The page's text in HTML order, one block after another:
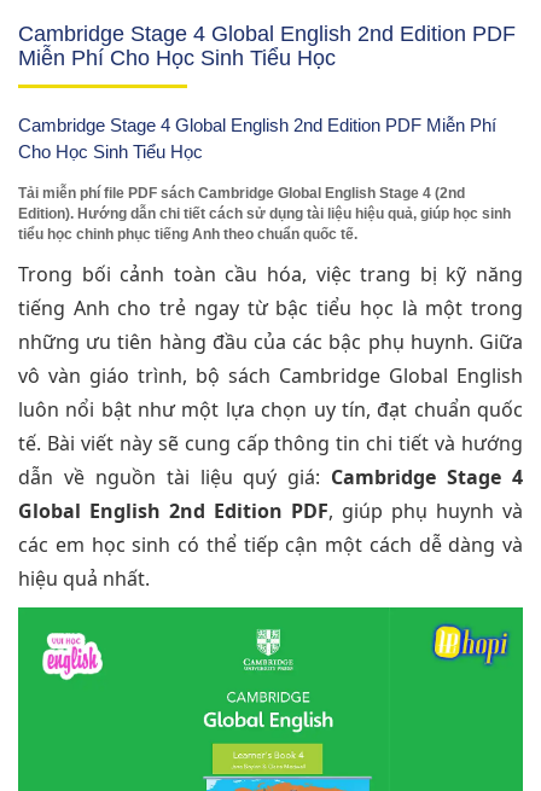
Cambridge Stage 4 Global English 2nd Edition PDF
Miễn Phí Cho Học Sinh Tiểu Học
Cambridge Stage 4 Global English 2nd Edition PDF Miễn Phí
Cho Học Sinh Tiểu Học
Tải miễn phí file PDF sách Cambridge Global English Stage 4 (2nd
Edition). Hướng dẫn chi tiết cách sử dụng tài liệu hiệu quả, giúp học sinh
tiểu học chinh phục tiếng Anh theo chuẩn quốc tế.
Trong bối cảnh toàn cầu hóa, việc trang bị kỹ năng
tiếng Anh cho trẻ ngay từ bậc tiểu học là một trong
những ưu tiên hàng đầu của các bậc phụ huynh. Giữa
vô vàn giáo trình, bộ sách Cambridge Global English
luôn nổi bật như một lựa chọn uy tín, đạt chuẩn quốc
tế. Bài viết này sẽ cung cấp thông tin chi tiết và hướng
dẫn về nguồn tài liệu quý giá: Cambridge Stage 4
Global English 2nd Edition PDF, giúp phụ huynh và
các em học sinh có thể tiếp cận một cách dễ dàng và
hiệu quả nhất.